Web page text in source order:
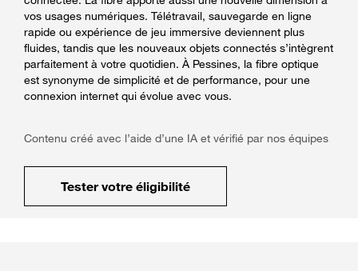
vos usages numériques. Télétravail, sauvegarde en ligne
rapide ou expérience de jeu immersive deviennent plus
fluides, tandis que les nouveaux objets connectés s’intègrent
parfaitement à votre quotidien. À Pessines, la fibre optique
est synonyme de simplicité et de performance, pour une
connexion internet qui évolue avec vous.
Contenu créé avec l’aide d’une IA et vérifié par nos équipes
Tester votre éligibilité